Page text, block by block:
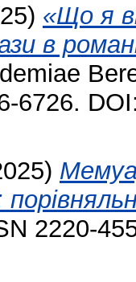
«Що я
в
6726.
2220-